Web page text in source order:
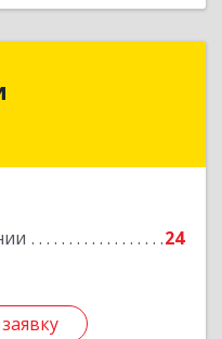
24
край, Минусинск г,